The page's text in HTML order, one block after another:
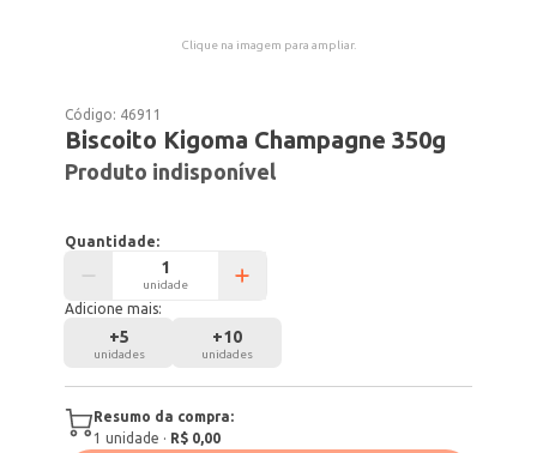
Clique na imagem para ampliar.
Código: 46911
Biscoito Kigoma Champagne 350g
Produto indisponível
Quantidade:
unidade
Adicione mais:
+5
unidades
+10
unidades
Resumo da compra:
1 unidade · R$ 0,00